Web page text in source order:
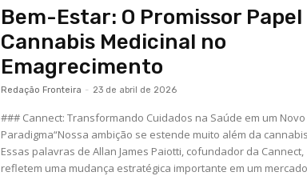
Bem-Estar: O Promissor Papel
Cannabis Medicinal no
Emagrecimento
Redação Fronteira - 23 de abril de 2026
### Cannect: Transformando Cuidados na Saúde em um Novo
Paradigma“Nossa ambição se estende muito além da
Essas palavras de Allan James Paiotti, cofundador da Cannect,
refletem uma mudança estratégica importante em um